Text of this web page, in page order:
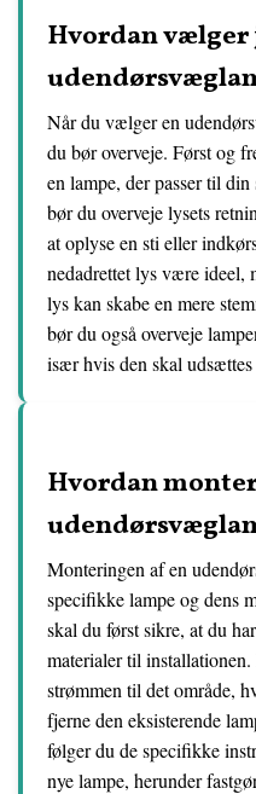
Hvordan
Når du vælger en
du bør overveje. Først og
en lampe, der passer til
bør du overveje lysets
at oplyse en sti eller
nedadrettet lys være ideel,
lys kan skabe en mere
bør du også overveje
især hvis den skal
Hvordan
Monteringen af en
specifikke lampe og dens
skal du først sikre, at du
materialer til
strømmen til det område,
fjerne den eksisterende
følger du de specifikke
nye lampe, herunder